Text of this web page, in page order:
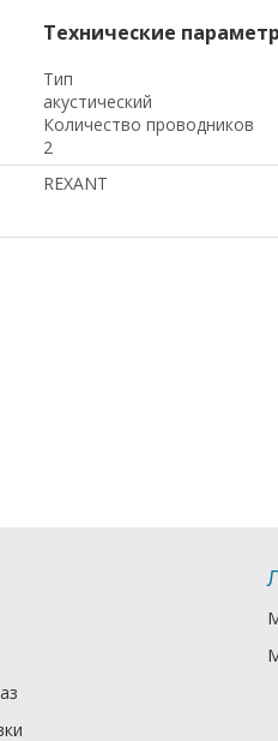
Технические
Тип
акустический
Количество проводников
2
REXANT